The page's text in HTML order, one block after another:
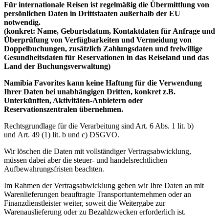
Für internationale Reisen ist regelmäßig die Übermittlung von
persönlichen Daten in Drittstaaten außerhalb der EU
notwendig.
(konkret: Name, Geburtsdatum, Kontaktdaten für Anfrage und
Überprüfung von Verfügbarkeiten und Vermeidung von
Doppelbuchungen, zusätzlich Zahlungsdaten und freiwillige
Gesundheitsdaten für Reservationen in das Reiseland und das
Land der Buchungsverwaltung)
Namibia Favorites kann keine Haftung für die Verwendung
Ihrer Daten bei unabhängigen Dritten, konkret z.B.
Unterkünften, Aktivitäten-Anbietern oder
Reservationszentralen übernehmen.
Rechtsgrundlage für die Verarbeitung sind Art. 6 Abs. 1 lit. b)
und Art. 49 (1) lit. b und c) DSGVO.
Wir löschen die Daten mit vollständiger Vertragsabwicklung,
müssen dabei aber die steuer- und handelsrechtlichen
Aufbewahrungsfristen beachten.
Im Rahmen der Vertragsabwicklung geben wir Ihre Daten an mit
Warenlieferungen beauftragte Transportunternehmen oder an
Finanzdienstleister weiter, soweit die Weitergabe zur
Warenauslieferung oder zu Bezahlzwecken erforderlich ist.